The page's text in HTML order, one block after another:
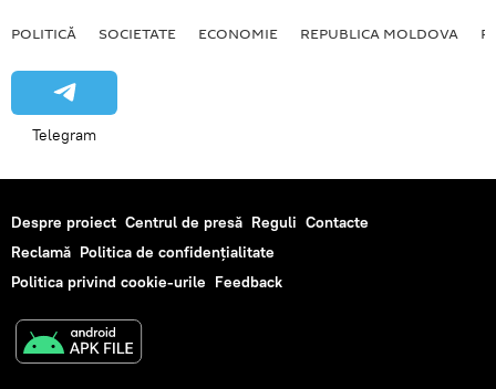
POLITICĂ SOCIETATE ECONOMIE REPUBLICA MOLDOVA
Telegram
Despre proiect Centrul de presă Reguli Contacte
Reclamă Politica de confidențialitate
Politica privind cookie-urile Feedback